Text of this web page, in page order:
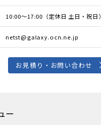
10:00〜17:00（定休日 土日・祝日）
netst@galaxy.ocn.ne.jp
お見積り・お問い合わせ
ー